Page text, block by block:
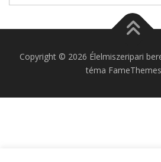
Copyright © 2026 Élelmiszeripari
téma